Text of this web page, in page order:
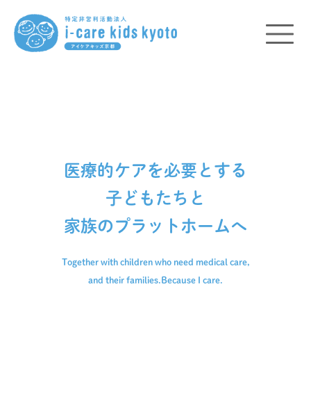
医療的ケアを必要とする
子どもたちと
家族のプラットホームへ
Together with children who need medical care,
and their families.Because I care.